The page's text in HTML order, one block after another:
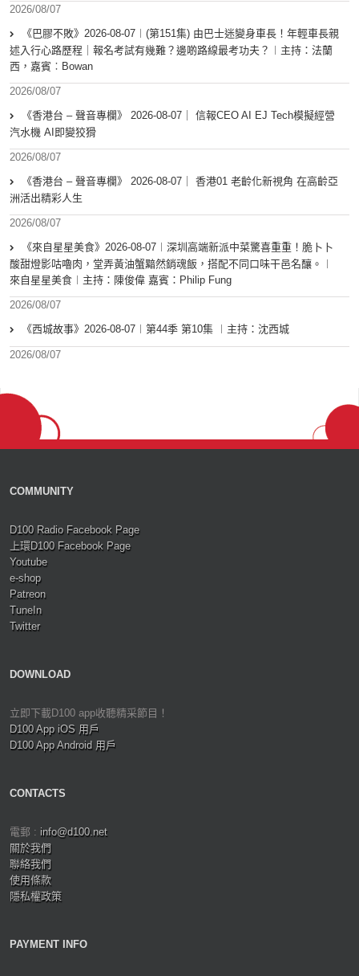
2026/08/07
《巴膠不敗》2026-08-07︱(第151集) 由巴士迷變身車長！年輕車長親
述入行心路歷程｜報名考試有幾難？邊啲路線最考功夫？︱主持：法蘭
西，嘉賓︰Bowan
2026/08/07
《香港台 – 聲音專欄》 2026-08-07｜ 信報CEO AI EJ Tech模擬經營
汽水機 AI即變狡猾
2026/08/07
《香港台 – 聲音專欄》 2026-08-07｜ 香港01 老齡化新視角 在高齡亞
洲活出精彩人生
2026/08/07
《來自星星美食》2026-08-07︱深圳高端新派中菜驚喜重重！脆卜卜
酸甜燈影咕嚕肉，堂弄黃油蟹黯然銷魂飯，搭配不同口味干邑名釀。︱
來自星星美食︱主持：陳俊偉 嘉賓：Philip Fung
2026/08/07
《西城故事》2026-08-07︱第44季 第10集 ︱主持：沈西城
2026/08/07
COMMUNITY
D100 Radio Facebook Page
上環D100 Facebook Page
Youtube
e-shop
Patreon
TuneIn
Twitter
DOWNLOAD
立即下載D100 app收聽精采節目！
D100 App iOS 用戶
D100 App Android 用戶
CONTACTS
電郵 : info@d100.net
關於我們
聯絡我們
使用條款
隱私權政策
PAYMENT INFO